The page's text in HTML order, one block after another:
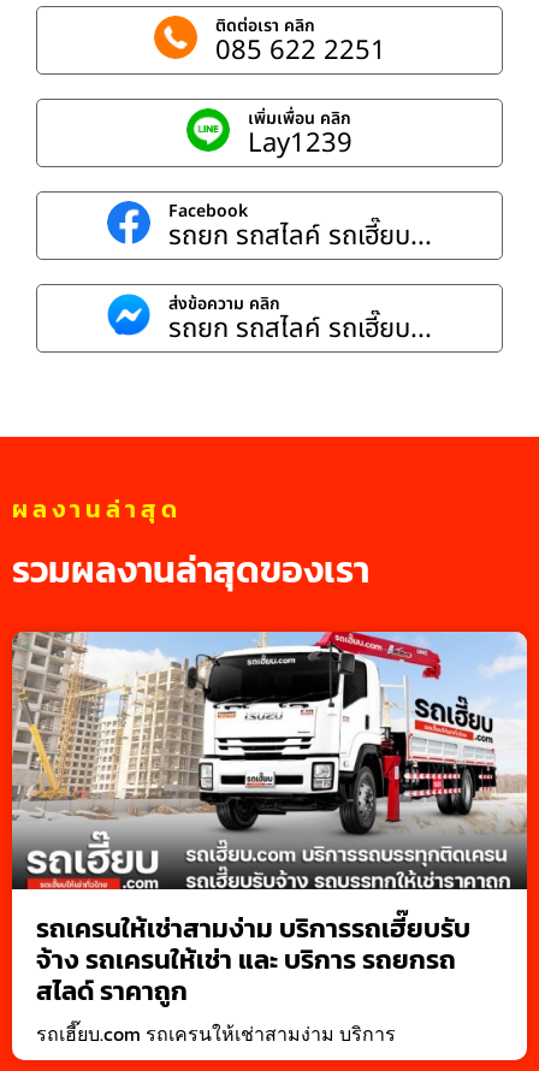
ติดต่อเรา คลิก
085 622 2251
เพิ่มเพื่อน คลิก
Lay1239
Facebook
รถยก รถสไลค์ รถเฮี๊ยบ...
ส่งข้อความ คลิก
รถยก รถสไลค์ รถเฮี๊ยบ...
ผลงานล่าสุด
รวมผลงานล่าสุดของเรา
รถเครนให้เช่าสามง่าม บริการรถเฮี๊ยบรับ
จ้าง รถเครนให้เช่า และ บริการ รถยกรถ
สไลด์ ราคาถูก
รถเฮี๊ยบ.com รถเครนให้เช่าสามง่าม บริการ